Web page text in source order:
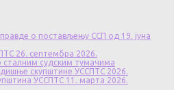
о постављењу ССП од 19. јуна
26. септембра 2026.
сталним судским тумачима
скупштине УССПТС 2026.
УССПТС 11. марта 2026.